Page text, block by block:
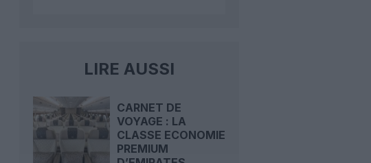
LIRE AUSSI
CARNET DE
VOYAGE : LA
CLASSE ECONOMIE
PREMIUM